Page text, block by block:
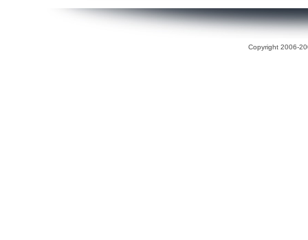
Copyright 2006-